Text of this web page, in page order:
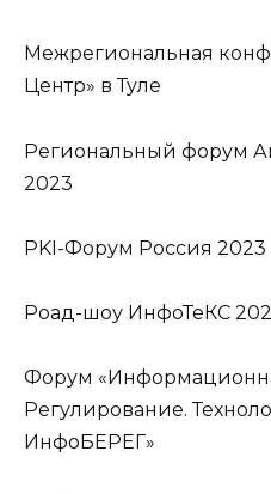
Межрегиональная
Центр» в Туле
Региональный форум
2023
PKI-Форум Россия 2023
Роад-шоу ИнфоТеКС
Форум
Регулирование.
ИнфоБЕРЕГ»